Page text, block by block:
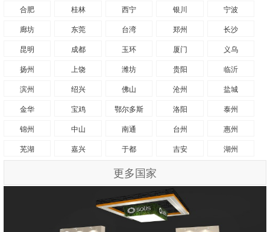
合肥
桂林 西宁 银川
宁波
廊坊
东莞 台湾 郑州
长沙
昆明
成都 玉环 厦门
义乌
扬州
上饶 潍坊 贵阳
临沂
滨州
绍兴 佛山 沧州
盐城
金华
宝鸡 鄂尔多斯 洛阳
泰州
锦州
中山 南通 台州
惠州
芜湖
嘉兴 于都 吉安 湖州
更多国家